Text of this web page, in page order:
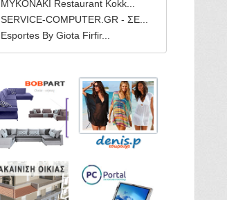
MYKONAKI Restaurant Kokk...
SERVICE-COMPUTER.GR - ΣΕ...
Esportes By Giota Firfir...